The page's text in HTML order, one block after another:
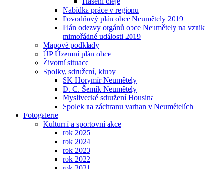
Nabídka práce v regionu
Povodňový plán obce Neumětely 2019
Plán odezvy orgánů obce Neumětely na vznik
mimořádné události 2019
Mapové podklady
ÚP Územní plán obce
Životní situace
Spolky, sdružení, kluby
SK Horymír Neumětely
D. C. Šemík Neumětely
Myslivecké sdružení Housina
Spolek na záchranu varhan v Neumětelích
Fotogalerie
Kulturní a sportovní akce
rok 2025
rok 2024
rok 2023
rok 2022